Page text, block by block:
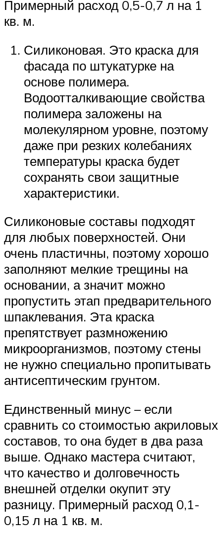
Примерный расход 0,5-0,7 л на 1
кв. м.
Силиконовая. Это краска для
фасада по штукатурке на
основе полимера.
Водоотталкивающие свойства
полимера заложены на
молекулярном уровне, поэтому
даже при резких колебаниях
температуры краска будет
сохранять свои защитные
характеристики.
Силиконовые составы подходят
для любых поверхностей. Они
очень пластичны, поэтому хорошо
заполняют мелкие трещины на
основании, а значит можно
пропустить этап предварительного
шпаклевания. Эта краска
препятствует размножению
микроорганизмов, поэтому стены
не нужно специально пропитывать
антисептическим грунтом.
Единственный минус – если
сравнить со стоимостью акриловых
составов, то она будет в два раза
выше. Однако мастера считают,
что качество и долговечность
внешней отделки окупит эту
разницу. Примерный расход 0,1-
0,15 л на 1 кв. м.